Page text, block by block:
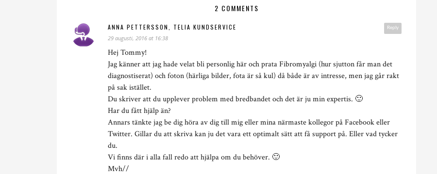
2 COMMENTS
Reply
ANNA PETTERSSON, TELIA KUNDSERVICE
29 augusti, 2016 at 16:38
Hej Tommy!
Jag känner att jag hade velat bli personlig här och prata Fibromyalgi (hur sjutton får man det
diagnostiserat) och foton (härliga bilder, fota är så kul) då både är av intresse, men jag går rakt
på sak istället.
Du skriver att du upplever problem med bredbandet och det är ju min expertis. 🙂
Har du fått hjälp än?
Annars tänkte jag be dig höra av dig till mig eller mina närmaste kollegor på Facebook eller
Twitter. Gillar du att skriva kan ju det vara ett optimalt sätt att få support på. Eller vad tycker
du.
Vi finns där i alla fall redo att hjälpa om du behöver. 🙂
Mvh//